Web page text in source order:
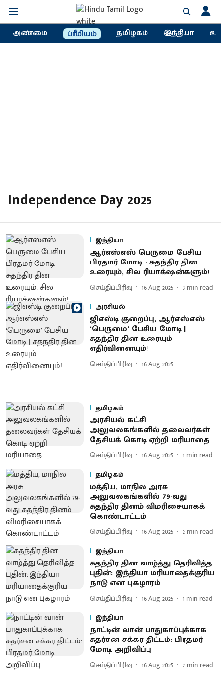
அண்மை ப்ரீமியம் தமிழகம் இந்தியா
Independence Day 2025
இந்தியா
ஆர்எஸ்எஸ் பெருமை பேசிய
பிரதமர் மோடி - சுதந்திர தின
உரையும், சில ரியாக்‌ஷன்களும்!
செய்திப்பிரிவு 16 Aug 2025 3 min read
அரசியல்
ஜிஎஸ்டி குறைப்பு, ஆர்எஸ்எஸ்
‘பெருமை’ பேசிய மோடி |
சுதந்திர தின உரையும்
எதிர்வினையும்!
செய்திப்பிரிவு 16 Aug 2025
தமிழகம்
அரசியல் கட்சி
அலுவலகங்களில் தலைவர்கள்
தேசியக் கொடி ஏற்றி மரியாதை
செய்திப்பிரிவு 16 Aug 2025 1 min read
தமிழகம்
மத்திய, மாநில அரசு
அலுவலகங்களில் 79-வது
சுதந்திர தினம் விமரிசையாகக்
கொண்டாட்டம்
செய்திப்பிரிவு 16 Aug 2025 2 min read
இந்தியா
சுதந்திர தின வாழ்த்து தெரிவித்த
புதின்: இந்தியா மரியாதைக்குரிய
நாடு என புகழாரம்
செய்திப்பிரிவு 16 Aug 2025 1 min read
இந்தியா
நாட்டின் வான் பாதுகாப்புக்காக
சுதர்சன சக்கர திட்டம்: பிரதமர்
மோடி அறிவிப்பு
செய்திப்பிரிவு 16 Aug 2025 2 min read